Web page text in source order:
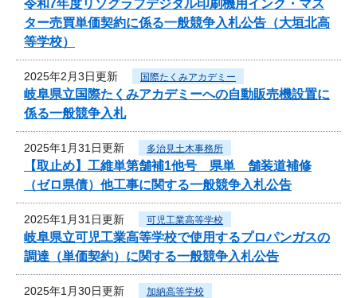
令和7年度リソグラフデジタル印刷機用インク・マス
ター売買単価契約に係る一般競争入札公告（大垣北高
等学校）
2025年2月3日更新 国際たくみアカデミー
岐阜県立国際たくみアカデミーへの自動販売機設置に
係る一般競争入札
2025年1月31日更新 多治見土木事務所
【取止め】工維単第舗補1他号 県単 舗装道補修
（ゼロ県債）他工事に関する一般競争入札公告
2025年1月31日更新 可児工業高等学校
岐阜県立可児工業高等学校で使用するプロパンガスの
調達（単価契約）に関する一般競争入札公告
2025年1月30日更新 加納高等学校